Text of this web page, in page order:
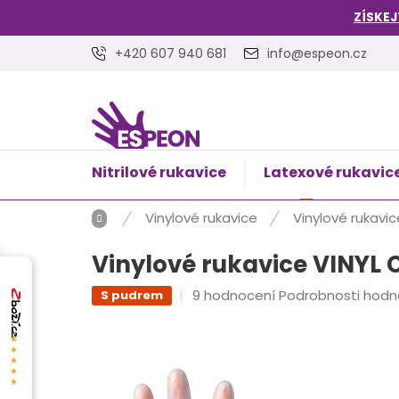
+420 607 940 681 info@espeon.cz
NÁKUPNÍ
KOŠÍK
Prázdný
Nitrilové rukavice Latexové
DomůVinylové rukavice Vinylové
Vinylové rukavice VINYL
S pudrem
Průměrné
9 hodnocení Podrobnosti
★★★★★